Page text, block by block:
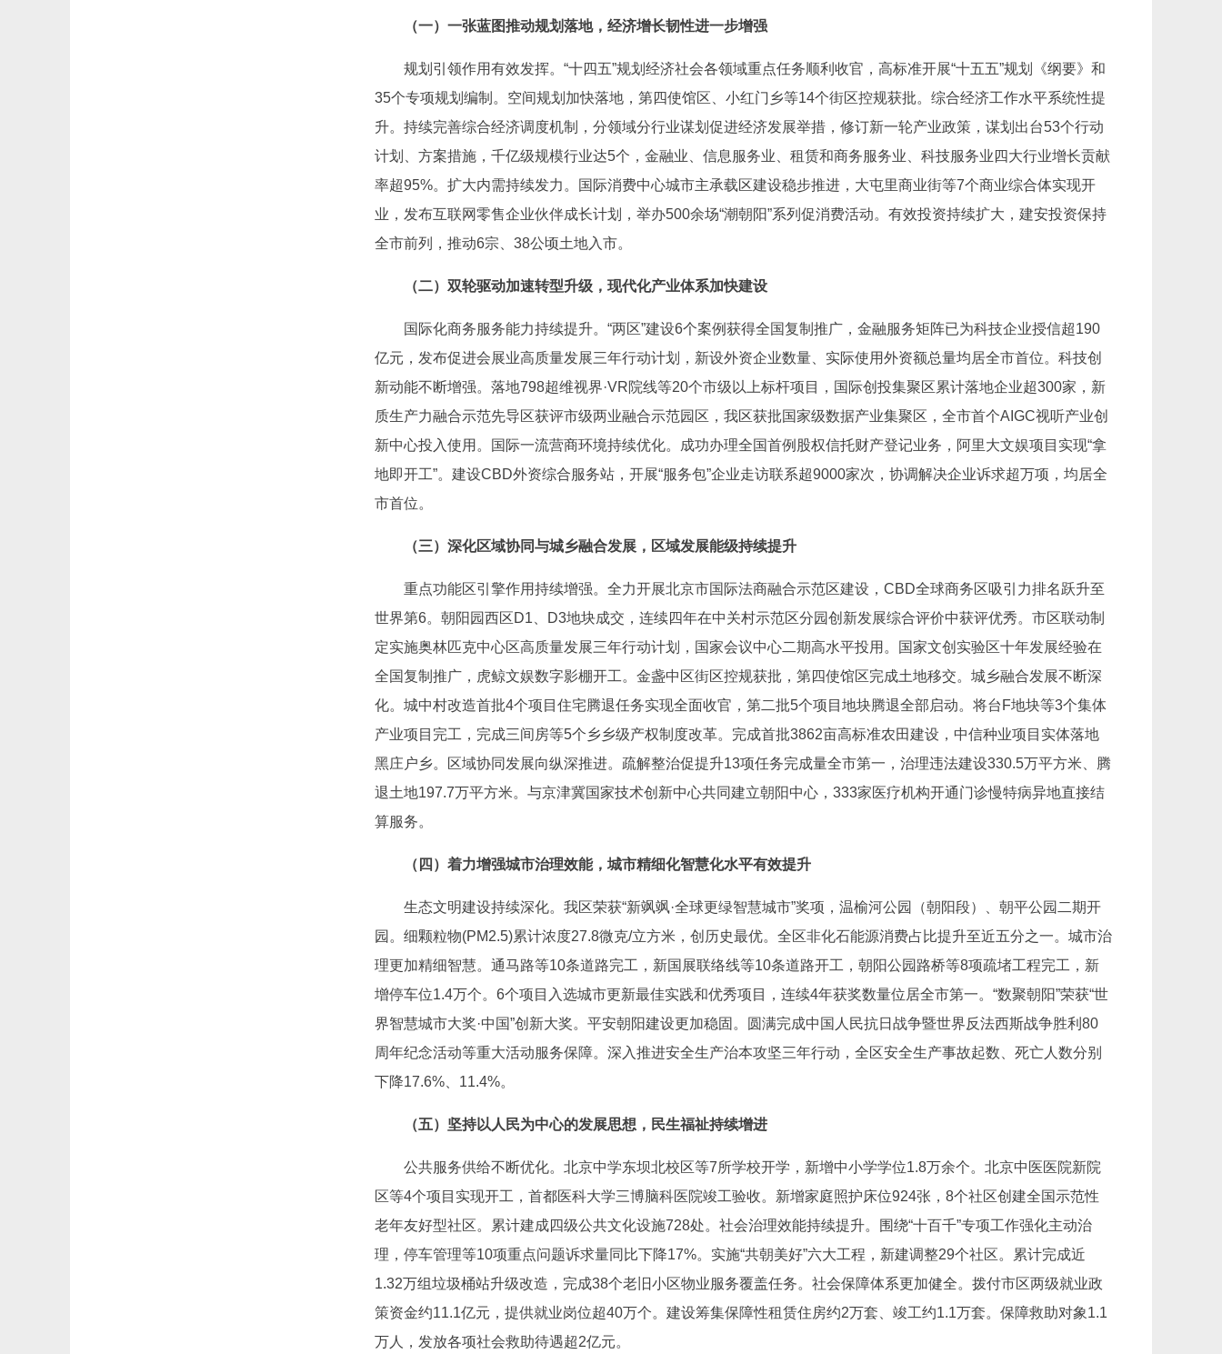
（一）一张蓝图推动规划落地，经济增长韧性进一步增强
规划引领作用有效发挥。“十四五”规划经济社会各领域重点任务顺利收官，高标准开展“十五五”规划《纲要》和
35个专项规划编制。空间规划加快落地，第四使馆区、小红门乡等14个街区控规获批。综合经济工作水平系统性提
升。持续完善综合经济调度机制，分领域分行业谋划促进经济发展举措，修订新一轮产业政策，谋划出台53个行动
计划、方案措施，千亿级规模行业达5个，金融业、信息服务业、租赁和商务服务业、科技服务业四大行业增长贡献
率超95%。扩大内需持续发力。国际消费中心城市主承载区建设稳步推进，大屯里商业街等7个商业综合体实现开
业，发布互联网零售企业伙伴成长计划，举办500余场“潮朝阳”系列促消费活动。有效投资持续扩大，建安投资保持
全市前列，推动6宗、38公顷土地入市。
（二）双轮驱动加速转型升级，现代化产业体系加快建设
国际化商务服务能力持续提升。“两区”建设6个案例获得全国复制推广，金融服务矩阵已为科技企业授信超190
亿元，发布促进会展业高质量发展三年行动计划，新设外资企业数量、实际使用外资额总量均居全市首位。科技创
新动能不断增强。落地798超维视界·VR院线等20个市级以上标杆项目，国际创投集聚区累计落地企业超300家，新
质生产力融合示范先导区获评市级两业融合示范园区，我区获批国家级数据产业集聚区，全市首个AIGC视听产业创
新中心投入使用。国际一流营商环境持续优化。成功办理全国首例股权信托财产登记业务，阿里大文娱项目实现“拿
地即开工”。建设CBD外资综合服务站，开展“服务包”企业走访联系超9000家次，协调解决企业诉求超万项，均居全
市首位。
（三）深化区域协同与城乡融合发展，区域发展能级持续提升
重点功能区引擎作用持续增强。全力开展北京市国际法商融合示范区建设，CBD全球商务区吸引力排名跃升至
世界第6。朝阳园西区D1、D3地块成交，连续四年在中关村示范区分园创新发展综合评价中获评优秀。市区联动制
定实施奥林匹克中心区高质量发展三年行动计划，国家会议中心二期高水平投用。国家文创实验区十年发展经验在
全国复制推广，虎鲸文娱数字影棚开工。金盏中区街区控规获批，第四使馆区完成土地移交。城乡融合发展不断深
化。城中村改造首批4个项目住宅腾退任务实现全面收官，第二批5个项目地块腾退全部启动。将台F地块等3个集体
产业项目完工，完成三间房等5个乡乡级产权制度改革。完成首批3862亩高标准农田建设，中信种业项目实体落地
黑庄户乡。区域协同发展向纵深推进。疏解整治促提升13项任务完成量全市第一，治理违法建设330.5万平方米、腾
退土地197.7万平方米。与京津冀国家技术创新中心共同建立朝阳中心，333家医疗机构开通门诊慢特病异地直接结
算服务。
（四）着力增强城市治理效能，城市精细化智慧化水平有效提升
生态文明建设持续深化。我区荣获“新飒飒·全球更绿智慧城市”奖项，温榆河公园（朝阳段）、朝平公园二期开
园。细颗粒物(PM2.5)累计浓度27.8微克/立方米，创历史最优。全区非化石能源消费占比提升至近五分之一。城市治
理更加精细智慧。通马路等10条道路完工，新国展联络线等10条道路开工，朝阳公园路桥等8项疏堵工程完工，新
增停车位1.4万个。6个项目入选城市更新最佳实践和优秀项目，连续4年获奖数量位居全市第一。“数聚朝阳”荣获“世
界智慧城市大奖·中国”创新大奖。平安朝阳建设更加稳固。圆满完成中国人民抗日战争暨世界反法西斯战争胜利80
周年纪念活动等重大活动服务保障。深入推进安全生产治本攻坚三年行动，全区安全生产事故起数、死亡人数分别
下降17.6%、11.4%。
（五）坚持以人民为中心的发展思想，民生福祉持续增进
公共服务供给不断优化。北京中学东坝北校区等7所学校开学，新增中小学学位1.8万余个。北京中医医院新院
区等4个项目实现开工，首都医科大学三博脑科医院竣工验收。新增家庭照护床位924张，8个社区创建全国示范性
老年友好型社区。累计建成四级公共文化设施728处。社会治理效能持续提升。围绕“十百千”专项工作强化主动治
理，停车管理等10项重点问题诉求量同比下降17%。实施“共朝美好”六大工程，新建调整29个社区。累计完成近
1.32万组垃圾桶站升级改造，完成38个老旧小区物业服务覆盖任务。社会保障体系更加健全。拨付市区两级就业政
策资金约11.1亿元，提供就业岗位超40万个。建设筹集保障性租赁住房约2万套、竣工约1.1万套。保障救助对象1.1
万人，发放各项社会救助待遇超2亿元。